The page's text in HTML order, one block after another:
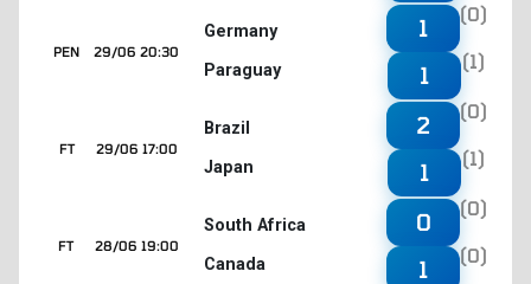
29/06 20:30
PEN
Germany
Paraguay
1
(0)
1
(1)
29/06 17:00
FT
Brazil
Japan
2
(0)
1
(1)
28/06 19:00
FT
South Africa
Canada
0
(0)
1
(0)